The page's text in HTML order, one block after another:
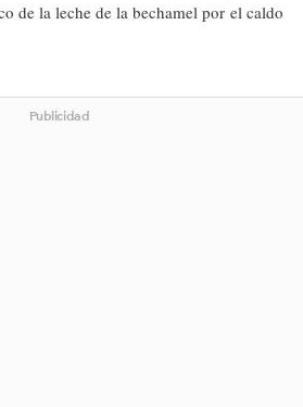
de la leche de la bechamel por el caldo
Publicidad